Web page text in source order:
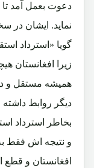
دعوت بعمل آمد
نماید. ایشان در
گویا «استرداد
زیرا افغانستان
همیشه مستقل و
دیگر روابط
بخاطر استرداد
و نتیجه اش فقط
افغانستان و قطع